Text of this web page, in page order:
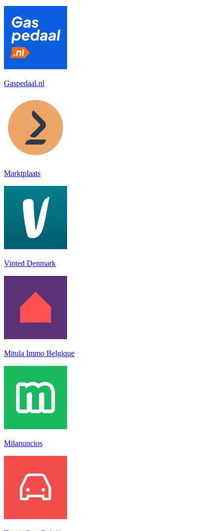
Gaspedaal.nl
Marktplaats
Vinted Denmark
Mitula Immo Belgique
Milanuncios